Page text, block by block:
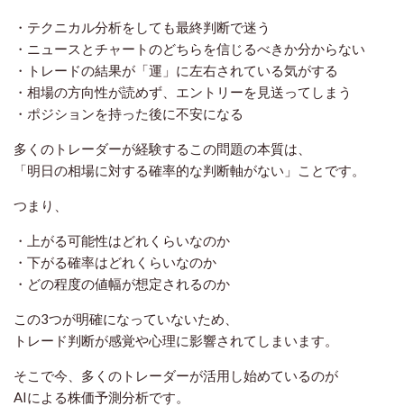
・テクニカル分析をしても最終判断で迷う
・ニュースとチャートのどちらを信じるべきか分からない
・トレードの結果が「運」に左右されている気がする
・相場の方向性が読めず、エントリーを見送ってしまう
・ポジションを持った後に不安になる
多くのトレーダーが経験するこの問題の本質は、
「明日の相場に対する確率的な判断軸がない」ことです。
つまり、
・上がる可能性はどれくらいなのか
・下がる確率はどれくらいなのか
・どの程度の値幅が想定されるのか
この3つが明確になっていないため、
トレード判断が感覚や心理に影響されてしまいます。
そこで今、多くのトレーダーが活用し始めているのが
AIによる株価予測分析です。